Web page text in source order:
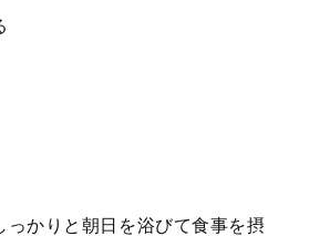
っかりと朝日を浴びて食事を摂